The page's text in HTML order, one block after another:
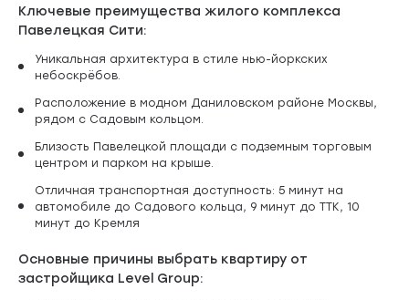
Ключевые преимущества жилого комплекса
Павелецкая Сити:
Уникальная архитектура в стиле нью-йоркских
небоскрёбов.
Расположение в модном Даниловском районе Москвы,
рядом с Садовым кольцом.
Близость Павелецкой площади с подземным торговым
центром и парком на крыше.
Отличная транспортная доступность: 5 минут на
автомобиле до Садового кольца, 9 минут до ТТК, 10
минут до Кремля
Основные причины выбрать квартиру от
застройщика Level Group: